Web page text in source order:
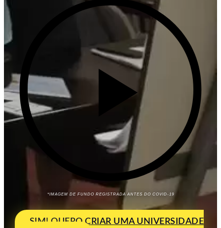
*IMAGEM DE FUNDO REGISTRADA ANTES DO COVID-19
SIM! QUERO CRIAR UMA UNIVERSIDADE